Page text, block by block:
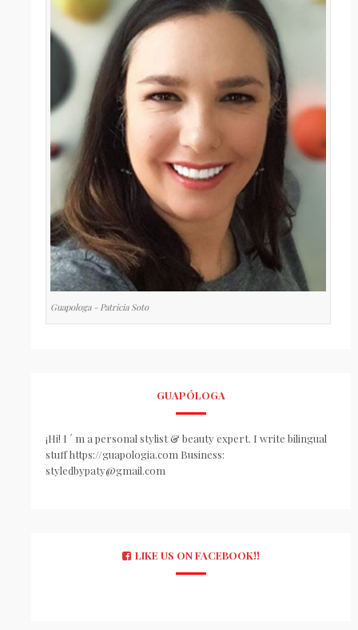
Guapologa - Patricia Soto
GUAPÓLOGA
¡Hi! I ´ m a personal stylist & beauty expert. I write bilingual
stuff https://guapologia.com Business:
styledbypaty@gmail.com
LIKE US ON FACEBOOK!!